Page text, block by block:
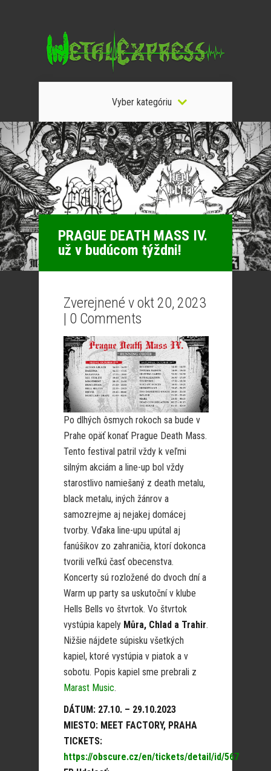
Vyber kategóriu
PRAGUE DEATH MASS IV.
už v budúcom týždni!
Zverejnené v okt 20, 2023
| 0 Comments
Po dlhých ôsmych rokoch sa bude v
Prahe opäť konať Prague Death Mass.
Tento festival patril vždy k veľmi
silným akciám a line-up bol vždy
starostlivo namiešaný z death metalu,
black metalu, iných žánrov a
samozrejme aj nejakej domácej
tvorby. Vďaka line-upu upútal aj
fanúšikov zo zahraničia, ktorí dokonca
tvorili veľkú časť obecenstva.
Koncerty sú rozložené do dvoch dní a
Warm up party sa uskutoční v klube
Hells Bells vo štvrtok. Vo štvrtok
vystúpia kapely Můra, Chlad a Trahir.
Nižšie nájdete súpisku všetkých
kapiel, ktoré vystúpia v piatok a v
sobotu. Popis kapiel sme prebrali z
Marast Music.
DÁTUM: 27.10. – 29.10.2023
MIESTO: MEET FACTORY, PRAHA
TICKETS:
https://obscure.cz/en/tickets/detail/id/567